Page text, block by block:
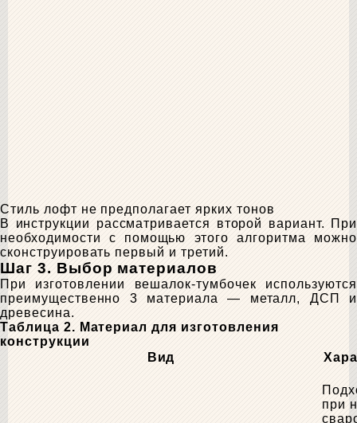
Стиль лофт не предполагает ярких тонов
В инструкции рассматривается второй вариант. При
необходимости с помощью этого алгоритма можно
сконструировать первый и третий.
Шаг 3. Выбор материалов
При изготовлении вешалок-тумбочек используются
преимущественно 3 материала — металл, ДСП и
древесина.
Таблица 2. Материал для изготовления
конструкции
Вид
при